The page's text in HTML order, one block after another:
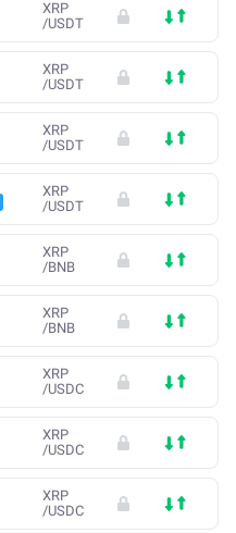
XRP
/USDT
XRP
/USDT
XRP
/USDT
XRP
/USDT
XRP
/BNB
XRP
/BNB
XRP
/USDC
XRP
/USDC
XRP
/USDC